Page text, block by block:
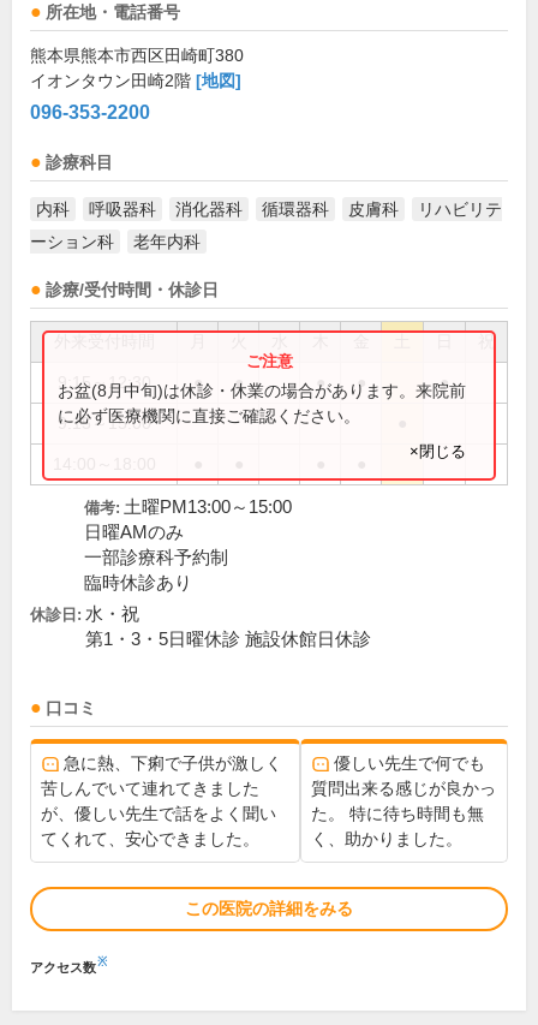
所在地・電話番号
熊本県熊本市西区田崎町380
イオンタウン田崎2階 [地図]
096-353-2200
診療科目
内科 呼吸器科 消化器科 循環器科 皮膚科
リハビリテ
ーション科
老年内科
診療/受付時間・休診日
祝
9:15～12:30 ● ● ● ● ●
9:15～15:00
お盆(8月中旬)は休診・休業の場合があります。来院前
に必ず医療機関に直接ご確認ください。
×閉じる
備考: 土曜PM13:00～15:00
日曜AMのみ
一部診療科予約制
臨時休診あり
休診日: 水・祝
第1・3・5日曜休診 施設休館日休診
口コミ
急に熱、下痢で子供が激しく
苦しんでいて連れてきました
が、優しい先生で話をよく聞い
てくれて、安心できました。
優しい先生で何でも
質問出来る感じが良かっ
た。 特に待ち時間も無
く、助かりました。
この医院の詳細をみる
アクセス数※